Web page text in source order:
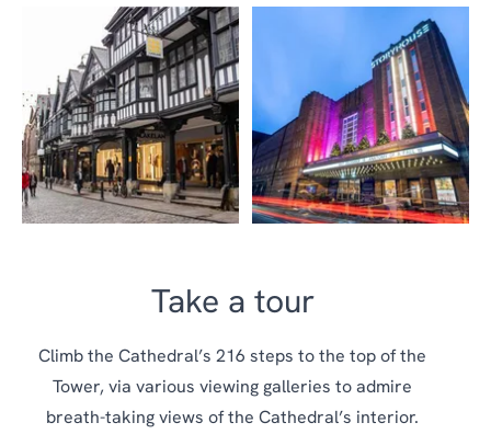
Take a tour
Climb the Cathedral’s 216 steps to the top of the
Tower, via various viewing galleries to admire
breath-taking views of the Cathedral’s interior.